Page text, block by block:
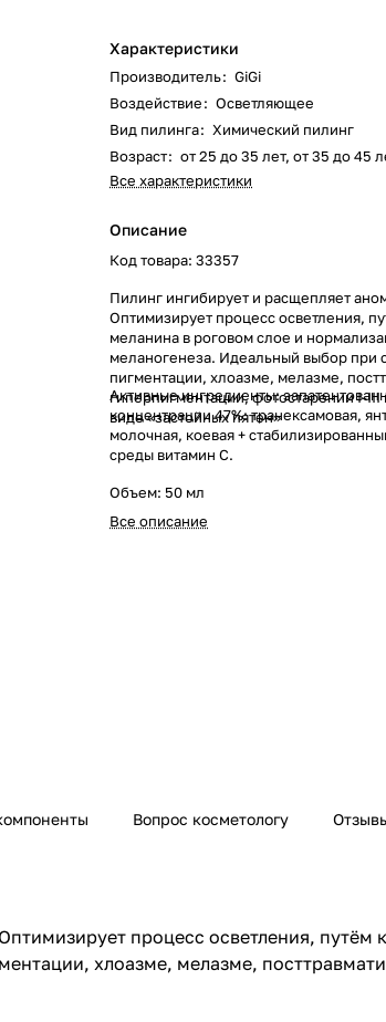
Характеристики
Производитель: GiGi
Воздействие: Осветляющее
Вид пилинга: Химический пилинг
Возраст: от 25 до 35 лет, от 35 до 45
Все характеристики
Описание
Код товара: 33357
Пилинг ингибирует и расщепляет
Оптимизирует процесс осветления,
меланина в роговом слое и
меланогенеза. Идеальный выбор при
пигментации, хлоазме, мелазме,
гиперпигментации, фотостарении I-III
виде «застойных пятен»
Активные ингредиенты:
концентрации 47%: транексамовая,
молочная, коевая +
среды витамин С.
Объем: 50 мл
Все описание
Вопрос косметологу
процесс осветления,
хлоазме, мелазме,